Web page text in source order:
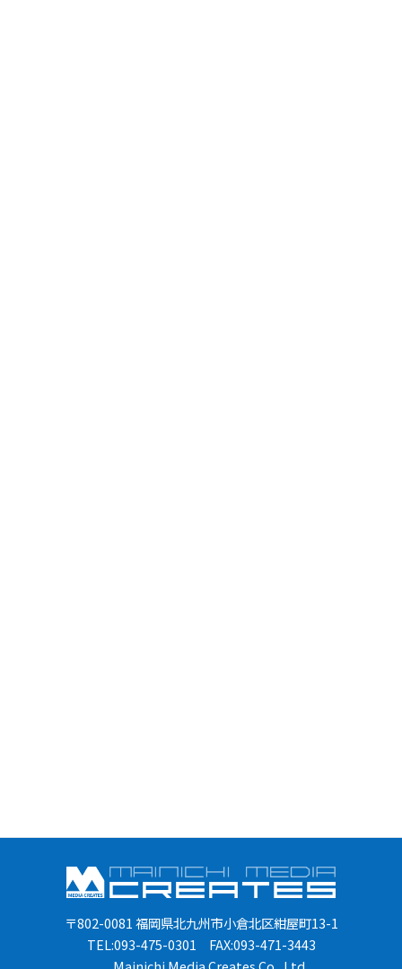
〒802-0081 福岡県北九州市小倉北区紺屋町13-1
TEL:093-475-0301 FAX:093-471-3443